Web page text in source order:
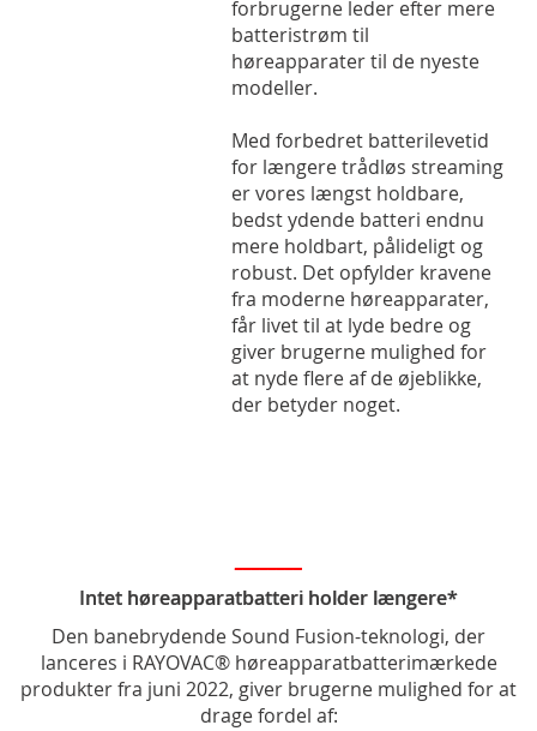
forbrugerne leder efter mere
batteristrøm til
høreapparater til de nyeste
modeller.
Med forbedret batterilevetid
for længere trådløs streaming
er vores længst holdbare,
bedst ydende batteri endnu
mere holdbart, pålideligt og
robust. Det opfylder kravene
fra moderne høreapparater,
får livet til at lyde bedre og
giver brugerne mulighed for
at nyde flere af de øjeblikke,
der betyder noget.
Intet høreapparatbatteri holder længere*
Den banebrydende Sound Fusion-teknologi, der
lanceres i RAYOVAC® høreapparatbatterimærkede
produkter fra juni 2022, giver brugerne mulighed for at
drage fordel af: